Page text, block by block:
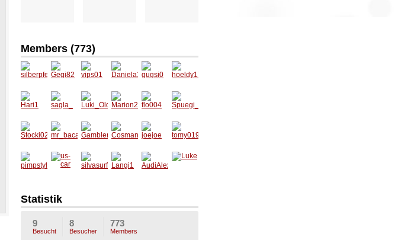
Members (773)
silberpf
eil_unte
rwegs
Gegi82 vips01
Daniela
16
gugsi0
hoeldy1
7
Hari1 sagla_
Luki_Ol
dschool
_Racer
Marion
22
flo004
Spuegi
_91
Stocki0
23
mr_bac
ardi_88
Gamble
r
Cosma
nova20
joejoe
tomy01
9
Statistik
9
Besucht
8
Besucher
773
Members